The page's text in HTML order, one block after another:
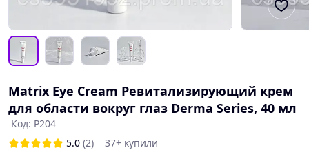
Matrix Eye Cream Ревитализирующий крем
для области вокруг глаз Derma Series, 40 мл
Код: Р204
5.0 (2)
37+ купили